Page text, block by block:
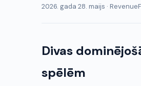
2026. gada 28. maijs ·
Divas
spēlēm